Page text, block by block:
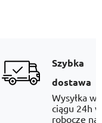
Szybka
dostawa
Wysyłka w
ciągu 24h
robocze na